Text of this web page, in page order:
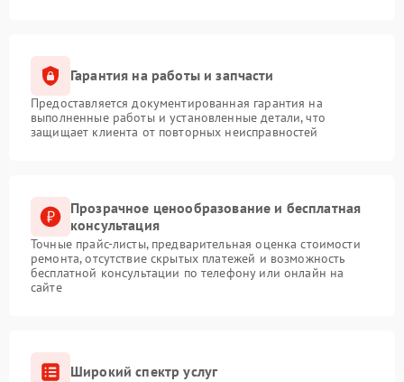
Гарантия на работы и запчасти
Предоставляется документированная гарантия на
выполненные работы и установленные детали, что
защищает клиента от повторных неисправностей
Прозрачное ценообразование и бесплатная
консультация
Точные прайс-листы, предварительная оценка стоимости
ремонта, отсутствие скрытых платежей и возможность
бесплатной консультации по телефону или онлайн на
сайте
Широкий спектр услуг